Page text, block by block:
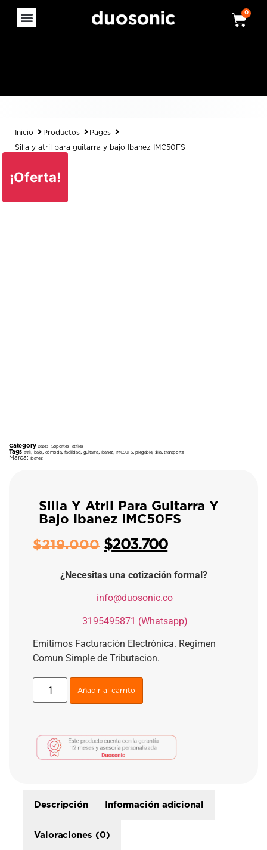
0
Inicio Productos Pages
Silla y atril para guitarra y bajo Ibanez IMC50FS
¡Oferta!
Category Bases - Soportes - atriles
Tags atril bajo cómoda, facilidad guitarra,Ibanez, IMC50FS,plegable, silla,transporte
Marca: Ibanez
Silla Y Atril Para Guitarra Y
Bajo Ibanez IMC50FS
$219.000 $203.700
¿Necesitas una cotización formal?
info@duosonic.co
3195495871 (Whatsapp)
Emitimos Facturación Electrónica. Regimen
Comun Simple de Tributacion.
Añadir al carrito
Descripción Información adicional
Valoraciones (0)